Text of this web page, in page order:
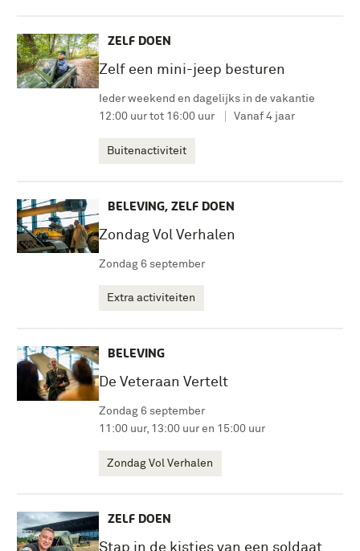
ZELF DOEN
Zelf een mini-jeep besturen
Ieder weekend en dagelijks in de vakantie
12:00 uur tot 16:00 uur
Vanaf 4 jaar
Buitenactiviteit
BELEVING, ZELF DOEN
Zondag Vol Verhalen
Zondag 6 september
Extra activiteiten
BELEVING
De Veteraan Vertelt
Zondag 6 september
11:00 uur, 13:00 uur en 15:00 uur
Zondag Vol Verhalen
ZELF DOEN
Stap in de kistjes van een soldaat